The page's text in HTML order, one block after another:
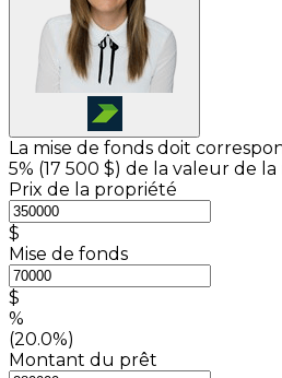
La mise de fonds doit
5% (17 500 $) de la valeur de la
Prix de la propriété
$
Mise de fonds
$
%
(20.0%)
Montant du prêt